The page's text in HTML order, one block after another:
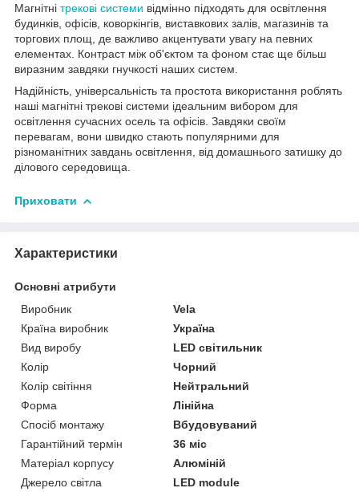
Магнітні трекові системи відмінно підходять для освітлення
будинків, офісів, коворкінгів, виставкових залів, магазинів та
торгових площ, де важливо акцентувати увагу на певних
елементах. Контраст між об'єктом та фоном стає ще більш
виразним завдяки гнучкості наших систем.
Надійність, універсальність та простота використання роблять
наші магнітні трекові системи ідеальним вибором для
освітлення сучасних осель та офісів. Завдяки своїм
перевагам, вони швидко стають популярними для
різноманітних завдань освітлення, від домашнього затишку до
ділового середовища.
Приховати
Характеристики
Основні атрибути
Виробник
Vela
Країна виробник
Україна
Вид виробу
LED світильник
Колір
Чорний
Колір світіння
Нейтральний
Форма
Лінійна
Спосіб монтажу
Вбудовуваний
Гарантійний термін
36 міс
Матеріал корпусу
Алюміній
Джерело світла
LED module